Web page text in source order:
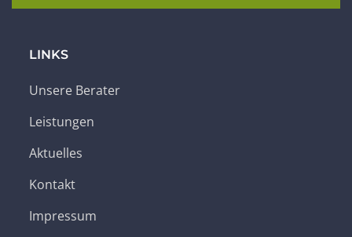
LINKS
Unsere Berater
Leistungen
Aktuelles
Kontakt
Impressum